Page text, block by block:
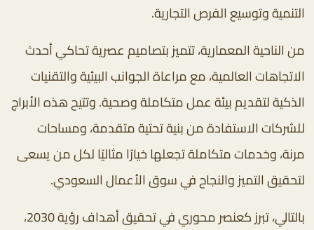
التنمية وتوسيع الفرص التجارية.
من الناحية المعمارية، تتميز بتصاميم عصرية تحاكي أحدث
الاتجاهات العالمية، مع مراعاة الجوانب البيئية والتقنيات
الذكية لتقديم بيئة عمل متكاملة وصحية. وتتيح هذه الأبراج
للشركات الاستفادة من بنية تحتية متقدمة، ومساحات
مرنة، وخدمات متكاملة تجعلها خيارًا مثاليًا لكل من يسعى
لتحقيق التميز والنجاح في سوق الأعمال السعودي.
بالتالي، تبرز كعنصر محوري في تحقيق أهداف رؤية 2030،